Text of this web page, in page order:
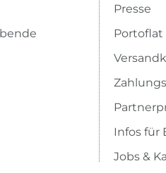
Presse
Portoflat
Infos für
Jobs &